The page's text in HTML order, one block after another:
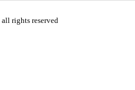
all rights reserved